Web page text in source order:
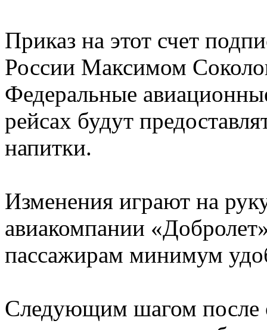
Приказ на этот счет
России Максимом
Федеральные
рейсах будут
напитки.
Изменения играют на
авиакомпании
пассажирам минимум
Следующим шагом после